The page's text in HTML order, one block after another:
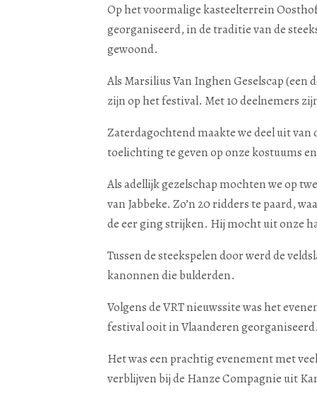
Op het voormalige kasteelterrein
georganiseerd, in de traditie van de
gewoond.
Als Marsilius Van Inghen Geselscap
zijn op het festival. Met 10 deelnemers
Zaterdagochtend maakte we deel uit
toelichting te geven op onze kostuums
Als adellijk gezelschap mochten we op
van Jabbeke. Zo’n 20 ridders te paard,
de eer ging strijken. Hij mocht uit onze
Tussen de steekspelen door werd de
kanonnen die bulderden.
Volgens de VRT nieuwssite was het
festival ooit in Vlaanderen
Het was een prachtig evenement met
verblijven bij de Hanze Compagnie uit